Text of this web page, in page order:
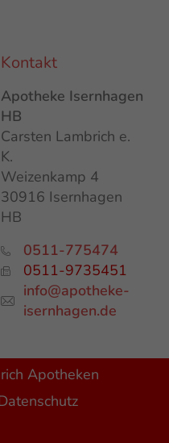
Kontakt
Apotheke Isernhagen
HB
Carsten Lambrich e.
K.
Weizenkamp 4
30916 Isernhagen
HB
0511-775474
0511-9735451
info@apotheke-
isernhagen.de
Apotheken